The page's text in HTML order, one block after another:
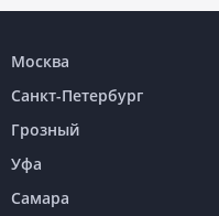
Москва
Санкт-Петербург
Грозный
Уфа
Самара